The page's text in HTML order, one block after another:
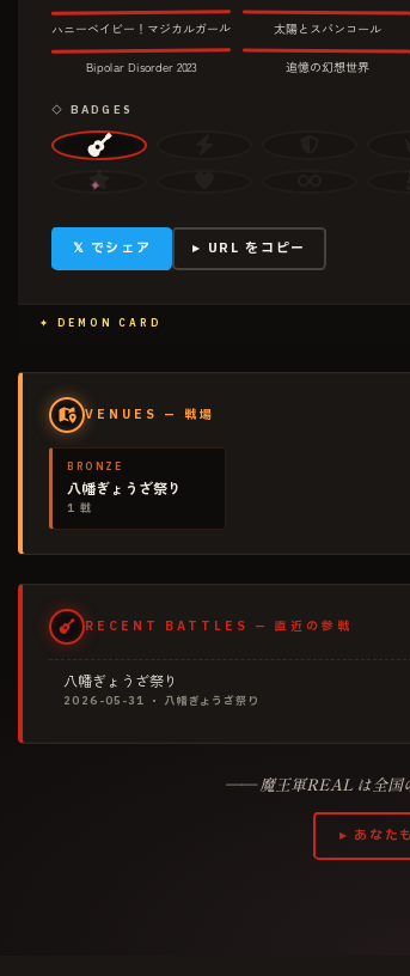
✦
1
ハニーベイビー！マジカルガール
2
太陽とスパンコール
5 Bipolar Disorder 2023
6
追憶の幻想世界
◇ BADGES
𝕏 でシェア ▸ URL をコピー
✦ DEMON CARD
VENUES — 戦場
BRONZE
八幡ぎょうざ祭り
1 戦
RECENT BATTLES — 直近の参戦
八幡ぎょうざ祭り
2026-05-31 ・ 八幡ぎょうざ祭り
—— 魔王軍REAL は全国
▸ あなた